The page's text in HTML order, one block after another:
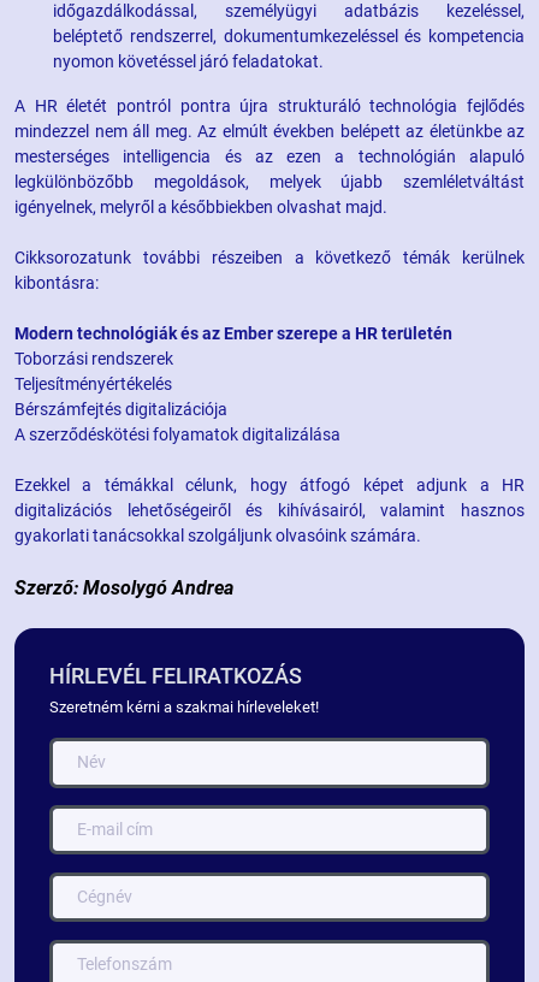
időgazdálkodással, személyügyi adatbázis kezeléssel,
beléptető rendszerrel, dokumentumkezeléssel és kompetencia
nyomon követéssel járó feladatokat.
A HR életét pontról pontra újra strukturáló technológia fejlődés
mindezzel nem áll meg. Az elmúlt években belépett az életünkbe az
mesterséges intelligencia és az ezen a technológián alapuló
legkülönbözőbb megoldások, melyek újabb szemléletváltást
igényelnek, melyről a későbbiekben olvashat majd.
Cikksorozatunk további részeiben a következő témák kerülnek
kibontásra:
Modern technológiák és az Ember szerepe a HR területén
Toborzási rendszerek
Teljesítményértékelés
Bérszámfejtés digitalizációja
A szerződéskötési folyamatok digitalizálása
Ezekkel a témákkal célunk, hogy átfogó képet adjunk a HR
digitalizációs lehetőségeiről és kihívásairól, valamint hasznos
gyakorlati tanácsokkal szolgáljunk olvasóink számára.
Szerző: Mosolygó Andrea
HÍRLEVÉL FELIRATKOZÁS
Szeretném kérni a szakmai hírleveleket!